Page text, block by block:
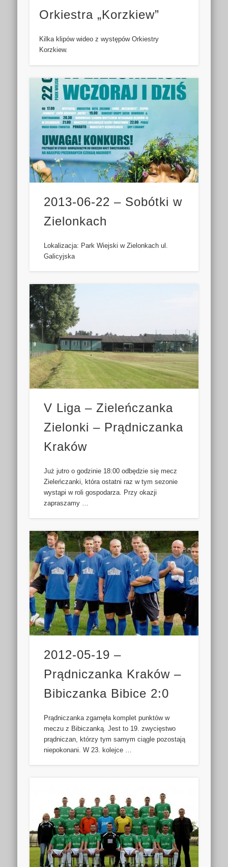
Orkiestra „Korzkiew”
Kilka klipów wideo z występów Orkiestry
Korzkiew.
2013-06-22 – Sobótki w
Zielonkach
Lokalizacja: Park Wiejski w Zielonkach ul.
Galicyjska
V Liga – Zieleńczanka
Zielonki – Prądniczanka
Kraków
Już jutro o godzinie 18:00 odbędzie się mecz
Zieleńczanki, która ostatni raz w tym sezonie
wystąpi w roli gospodarza. Przy okazji
zapraszamy …
2012-05-19 –
Prądniczanka Kraków –
Bibiczanka Bibice 2:0
Prądniczanka zgarnęła komplet punktów w
meczu z Bibiczanką. Jest to 19. zwycięstwo
prądniczan, którzy tym samym ciągle pozostają
niepokonani. W 23. kolejce …